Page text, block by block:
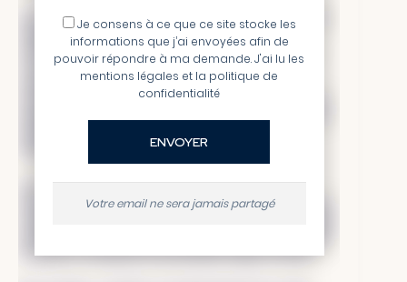
Je consens à ce que ce site stocke les
informations que j’ai envoyées afin de
pouvoir répondre à ma demande. J'ai lu les
mentions légales et la politique de
confidentialité
Votre email ne sera jamais partagé
Que chaque pathologie, chaque maladie des yeux, soit
expliquée et détaillée de la même façon. Que
l’information se trouve au même endroit sur la page.
Une introduction, davantage de détails sur les
symptômes, la maladie et son origine, les risques
encourus, les traitements à suivre, s’il faut consulter un
ophtalmologue, et quelques questions-réponses sur des
internautes ou les parents.
Sur ce site, la majorité des requêtes sont de type
informationnel. La personne cherche à savoir de quoi il
réponses et connaisse les prochaines étapes à suivre.